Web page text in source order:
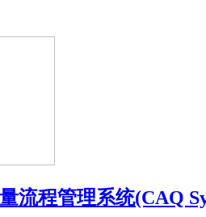
流程管理系统(CAQ